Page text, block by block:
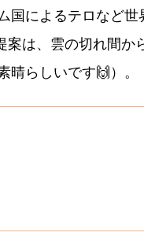
によるテロなど世
は、雲の切れ間か
らしいです🙌）。